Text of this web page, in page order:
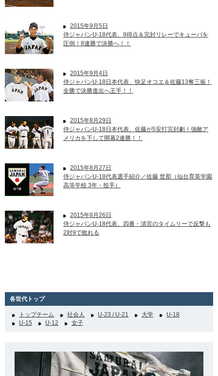
2015年9月5日
侍ジャパンU-18代表、9得点＆完封リレーでキューバを
圧倒！8連勝で決勝へ！！
2015年9月4日
侍ジャパンU-18日本代表、快足オコエ＆佐藤13奪三振！
全勝で決勝進出へ王手！！
2015年8月29日
侍ジャパンU-18日本代表、佐藤が5安打完封劇！強敵ア
メリカを下して開幕2連勝！！
2015年8月27日
侍ジャパンU-18代表選手紹介／佐藤 世那（仙台育英学園
高等学校 3年・投手）
2015年8月26日
侍ジャパンU-18代表、四番・清宮のタイムリーで反撃も
2対9で敗れる
各世代トップ
トップチーム 社会人 U-23 / U-21 大学
U-18
U-15
U-12 女子